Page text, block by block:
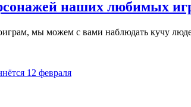
наших любимых
мы можем с вами наблюдать кучу
12 февраля